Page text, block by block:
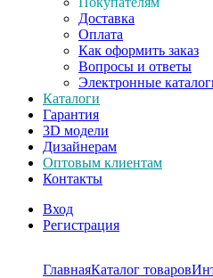
Доставка
Оплата
Как оформить заказ
Вопросы и ответы
Электронные
Каталоги
Гарантия
3D модели
Дизайнерам
Оптовым клиентам
Контакты
Вход
Регистрация
ГлавнаяКаталог товаров